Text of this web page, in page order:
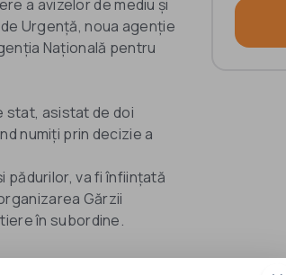
a avizelor de mediu și
Urgență, noua agenție
Națională pentru
stat, asistat de doi
numiți prin decizie a
pădurilor, va fi înființată
Gărzii
în subordine.
personalul cu atribuții de